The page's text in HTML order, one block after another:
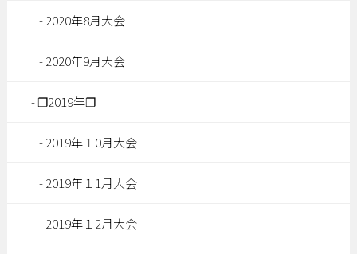
2020年8月大会
2020年9月大会
❐2019年❐
2019年１0月大会
2019年１1月大会
2019年１2月大会